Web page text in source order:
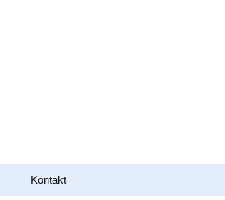
Kontakt